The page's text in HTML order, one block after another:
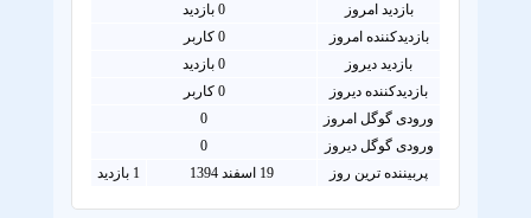
بازدید امروز
0بازدید
بازدیدکننده امروز
0 کاربر
بازدید دیروز
0 بازدید
بازدیدکننده دیروز
0 کاربر
ورودی گوگل امروز
0
ورودی گوگل دیروز
0
پربیننده ترین روز
19 اسفند 1394 1 بازدید